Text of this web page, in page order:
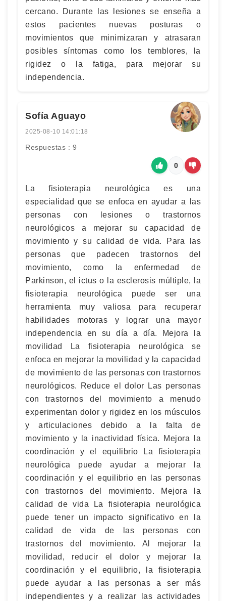
cercano. Durante las lesiones se enseña a
estos pacientes nuevas posturas o
movimientos que minimizaran y atrasaran
posibles síntomas como los temblores, la
rigidez o la fatiga, para mejorar su
independencia.
Sofía Aguayo
2025-08-10 14:01:18
Respuestas : 9
0
La fisioterapia neurológica es una
especialidad que se enfoca en ayudar a las
personas con lesiones o trastornos
neurológicos a mejorar su capacidad de
movimiento y su calidad de vida. Para las
personas que padecen trastornos del
movimiento, como la enfermedad de
Parkinson, el ictus o la esclerosis múltiple, la
fisioterapia neurológica puede ser una
herramienta muy valiosa para recuperar
habilidades motoras y lograr una mayor
independencia en su día a día. Mejora la
movilidad La fisioterapia neurológica se
enfoca en mejorar la movilidad y la capacidad
de movimiento de las personas con trastornos
neurológicos. Reduce el dolor Las personas
con trastornos del movimiento a menudo
experimentan dolor y rigidez en los músculos
y articulaciones debido a la falta de
movimiento y la inactividad física. Mejora la
coordinación y el equilibrio La fisioterapia
neurológica puede ayudar a mejorar la
coordinación y el equilibrio en las personas
con trastornos del movimiento. Mejora la
calidad de vida La fisioterapia neurológica
puede tener un impacto significativo en la
calidad de vida de las personas con
trastornos del movimiento. Al mejorar la
movilidad, reducir el dolor y mejorar la
coordinación y el equilibrio, la fisioterapia
puede ayudar a las personas a ser más
independientes y a realizar las actividades